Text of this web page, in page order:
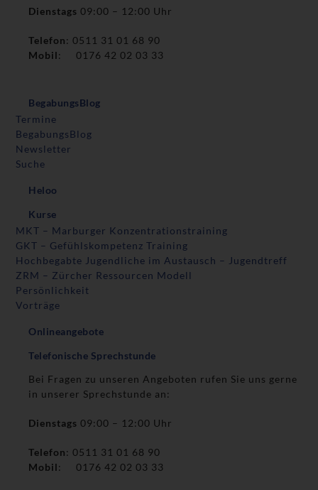
Dienstags09:00 – 12:00 Uhr
Telefon: 0511 31 01 68 90
Mobil: 0176 42 02 03 33
BegabungsBlog
Termine
BegabungsBlog
Newsletter
Suche
Heloo
Kurse
MKT – Marburger Konzentrationstraining
GKT – Gefühlskompetenz Training
Hochbegabte Jugendliche im Austausch – Jugendtreff
ZRM – Zürcher Ressourcen Modell
Persönlichkeit
Vorträge
Onlineangebote
Telefonische Sprechstunde
Bei Fragen zu unseren Angeboten rufen Sie uns gerne
in unserer Sprechstunde an:
Dienstags09:00 – 12:00 Uhr
Telefon: 0511 31 01 68 90
Mobil: 0176 42 02 03 33